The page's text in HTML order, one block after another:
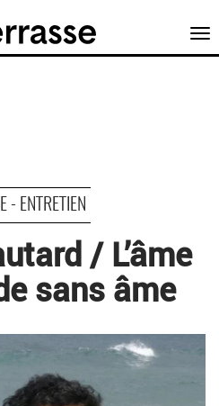
- ENTRETIEN
/ L’âme
sans âme